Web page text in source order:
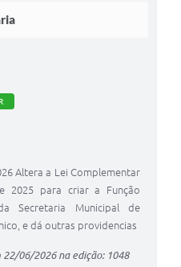
Altera a Lei Complementar
2025 para criar a Função
Secretaria Municipal de
e dá outras providencias
06/2026 na edição: 1048